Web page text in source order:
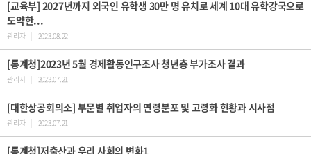
[교육부] 2027년까지 외국인 유학생 30만 명 유치로 세계 10대 유학강국으로
도약한...
관리자 2023.08.22
[통계청]2023년 5월 경제활동인구조사 청년층 부가조사 결과
관리자 2023.07.21
[대한상공회의소] 부문별 취업자의 연령분포 및 고령화 현황과 시사점
관리자 2023.07.21
[통계청]저출산과 우리 사회의 변화1